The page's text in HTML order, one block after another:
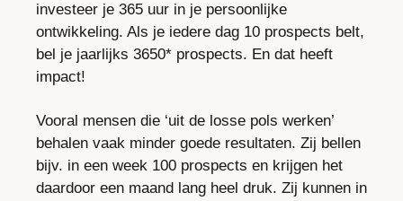
investeer je 365 uur in je persoonlijke
ontwikkeling. Als je iedere dag 10 prospects belt,
bel je jaarlijks 3650* prospects. En dat heeft
impact!
Vooral mensen die ‘uit de losse pols werken’
behalen vaak minder goede resultaten. Zij bellen
bijv. in een week 100 prospects en krijgen het
daardoor een maand lang heel druk. Zij kunnen in